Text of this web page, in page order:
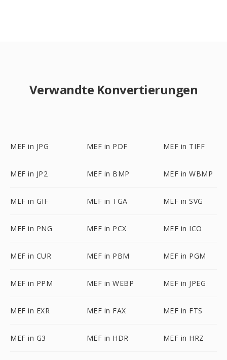
Verwandte Konvertierungen
MEF in JPG MEF in PDF MEF in TIFF
MEF in JP2 MEF in BMP MEF in WBMP
MEF in GIF MEF in TGA MEF in SVG
MEF in PNG MEF in PCX MEF in ICO
MEF in CUR MEF in PBM MEF in PGM
MEF in PPM MEF in WEBP MEF in JPEG
MEF in EXR MEF in FAX MEF in FTS
MEF in G3 MEF in HDR MEF in HRZ